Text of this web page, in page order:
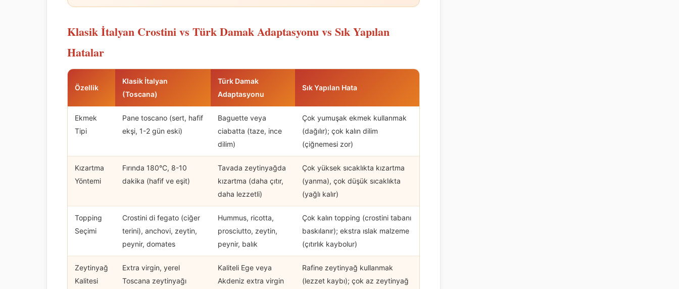
Klasik İtalyan Crostini vs Türk Damak Adaptasyonu vs Sık Yapılan
Hatalar
Özellik
Klasik İtalyan
(Toscana)
Türk Damak
Adaptasyonu
Sık Yapılan Hata
Ekmek
Tipi
Pane toscano (sert, hafif
ekşi, 1-2 gün eski)
Baguette veya
ciabatta (taze, ince
dilim)
Çok yumuşak ekmek kullanmak
(dağılır); çok kalın dilim
(çiğnemesi zor)
Kızartma
Yöntemi
Fırında 180°C, 8-10
dakika (hafif ve eşit)
Tavada zeytinyağda
kızartma (daha çıtır,
daha lezzetli)
Çok yüksek sıcaklıkta kızartma
(yanma), çok düşük sıcaklıkta
(yağlı kalır)
Topping
Seçimi
Crostini di fegato (ciğer
terini), anchovi, zeytin,
peynir, domates
Hummus, ricotta,
prosciutto, zeytin,
peynir, balık
Çok kalın topping (crostini tabanı
baskılanır); ekstra ıslak malzeme
(çıtırlık kaybolur)
Zeytinyağ
Kalitesi
Extra virgin, yerel
Toscana zeytinyağı
Kaliteli Ege veya
Akdeniz extra virgin
Rafine zeytinyağ kullanmak
(lezzet kaybı); çok az zeytinyağ